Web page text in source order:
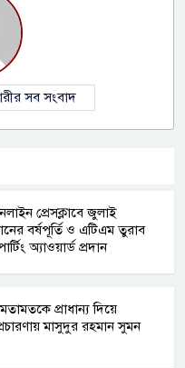
সব সংবাদ
প্রেসক্লাবে জুলাই
বর্ষপূর্তি ও এটিএম তুরাব
অ্যাওয়ার্ড প্রদান
প্রাধান্য দিয়ে
প্রচারণায় মাসুদুর রহমান সুমন